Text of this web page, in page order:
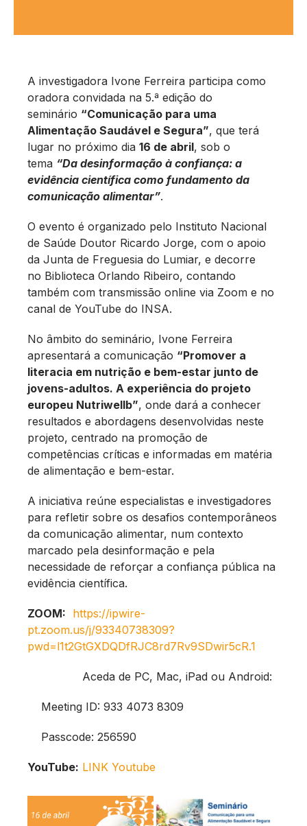
A investigadora Ivone Ferreira participa como
oradora convidada na 5.ª edição do
seminário “Comunicação para uma
Alimentação Saudável e Segura”, que terá
lugar no próximo dia 16 de abril, sob o
tema “Da desinformação à confiança: a
evidência científica como fundamento da
comunicação alimentar”.
O evento é organizado pelo Instituto Nacional
de Saúde Doutor Ricardo Jorge, com o apoio
da Junta de Freguesia do Lumiar, e decorre
no Biblioteca Orlando Ribeiro, contando
também com transmissão online via Zoom e no
canal de YouTube do INSA.
No âmbito do seminário, Ivone Ferreira
apresentará a comunicação “Promover a
literacia em nutrição e bem-estar junto de
jovens-adultos. A experiência do projeto
europeu Nutriwellb”, onde dará a conhecer
resultados e abordagens desenvolvidas neste
projeto, centrado na promoção de
competências críticas e informadas em matéria
de alimentação e bem-estar.
A iniciativa reúne especialistas e investigadores
para refletir sobre os desafios contemporâneos
da comunicação alimentar, num contexto
marcado pela desinformação e pela
necessidade de reforçar a confiança pública na
evidência científica.
ZOOM: https://ipwire-
pt.zoom.us/j/93340738309?
pwd=l1t2GtGXDQDfRJC8rd7Rv9SDwir5cR.1
Aceda de PC, Mac, iPad ou Android:
Meeting ID: 933 4073 8309
Passcode: 256590
YouTube: LINK Youtube